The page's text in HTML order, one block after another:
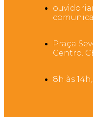
Praça
Centro.
8h às